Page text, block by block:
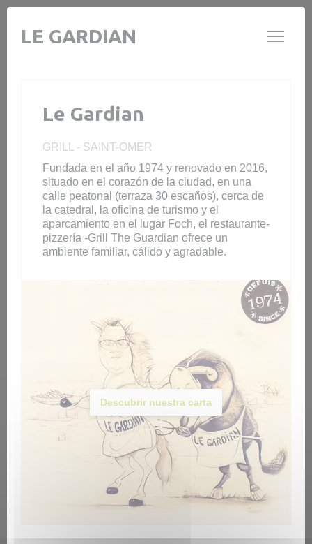
Personalización de sus opciones de cookies
LE GARDIAN
Le Gardian
GRILL - SAINT-OMER
Fundada en el año 1974 y renovado en 2016,
situado en el corazón de la ciudad, en una
calle peatonal (terraza 30 escaños), cerca de
la catedral, la oficina de turismo y el
aparcamiento en el lugar Foch, el restaurante-
pizzería -Grill The Guardian ofrece un
ambiente familiar, cálido y agradable.
Descubrir nuestra carta